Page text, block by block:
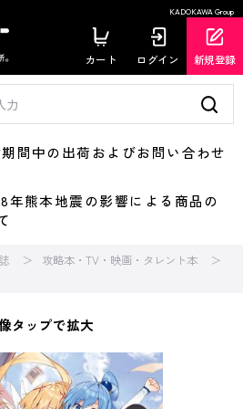
KADOKAWA Group
カート ログイン 新規登録
中の出荷およびお問い合わせ
熊本地震の影響による商品の
攻略本・TV・映画・タレント本
タップで拡大